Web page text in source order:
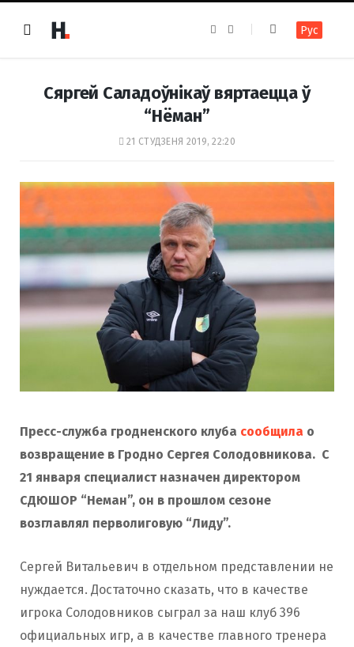
e
o
k
t
r
a
Рус
Сяргей Саладоўнікаў вяртаецца ў
“Нёман”
21 СТУДЗЕНЯ 2019, 22:20
Пресс-служба гродненского клуба сообщила о
возвращение в Гродно Сергея Солодовникова. С
21 января специалист назначен директором
СДЮШОР “Неман”, он в прошлом сезоне
возглавлял перволиговую “Лиду”.
Сергей Витальевич в отдельном представлении не
нуждается. Достаточно сказать, что в качестве
игрока Солодовников сыграл за наш клуб 396
официальных игр, а в качестве главного тренера